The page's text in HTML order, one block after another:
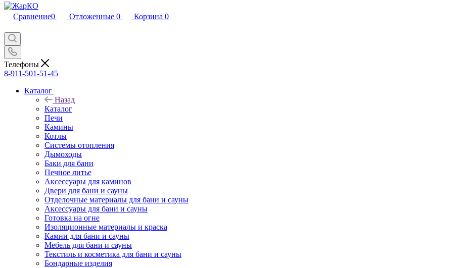
Сравнение0 Отложенные 0 Корзина 0
Телефоны
8-911-501-51-45
Каталог
Назад
Каталог
Печи
Камины
Котлы
Системы отопления
Дымоходы
Баки для бани
Печное литье
Аксессуары для каминов
Двери для бани и сауны
Отделочные материалы для бани и сауны
Аксессуары для бани и сауны
Готовка на огне
Изоляционные материалы и краска
Камни для бани и сауны
Мебель для бани и сауны
Текстиль и косметика для бани и сауны
Бондарные изделия